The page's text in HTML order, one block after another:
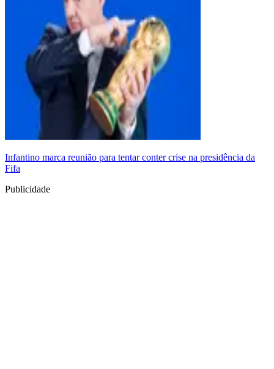
Infantino marca reunião para tentar conter crise na presidência da
Fifa
Publicidade